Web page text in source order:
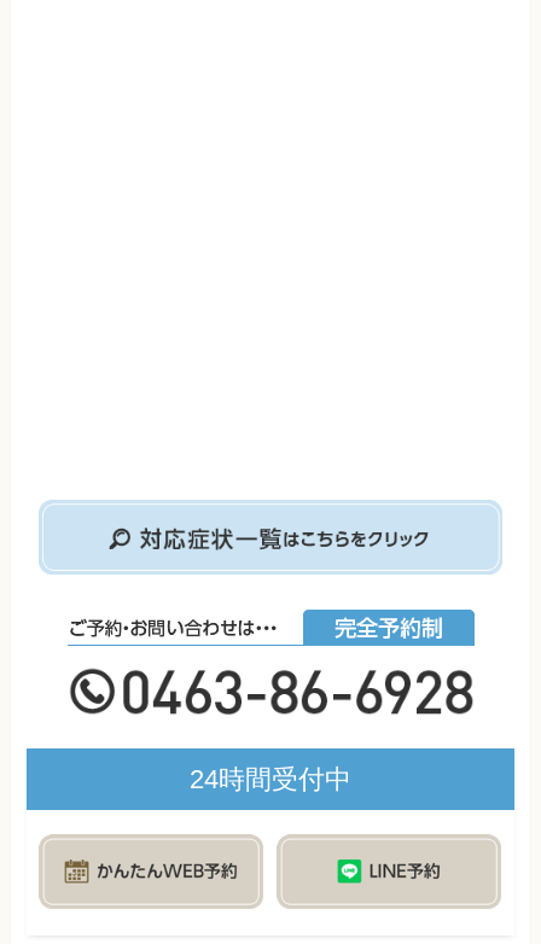
24時間受付中